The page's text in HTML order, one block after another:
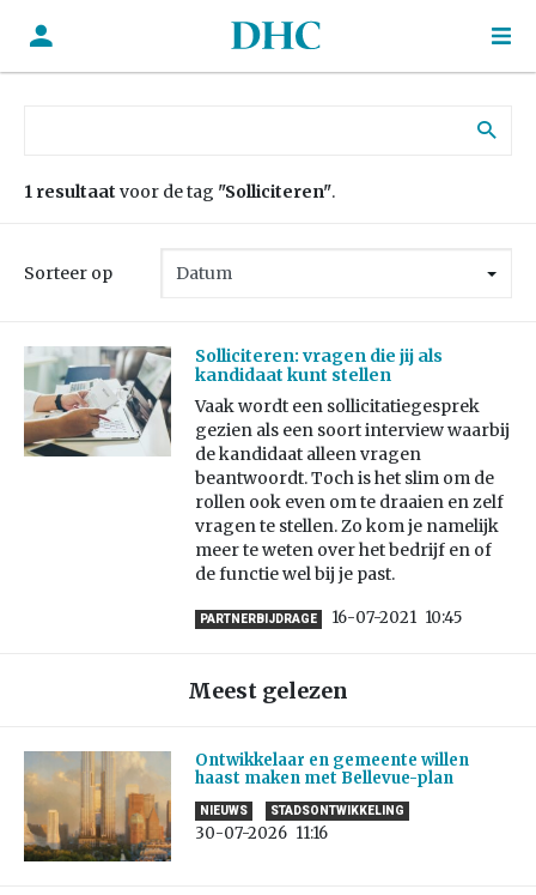
1 resultaat voor de tag "Solliciteren".
Sorteer op
Solliciteren: vragen die jij als
kandidaat kunt stellen
Vaak wordt een sollicitatiegesprek
gezien als een soort interview waarbij
de kandidaat alleen vragen
beantwoordt. Toch is het slim om de
rollen ook even om te draaien en zelf
vragen te stellen. Zo kom je namelijk
meer te weten over het bedrijf en of
de functie wel bij je past.
PARTNERBIJDRAGE 16-07-2021 10:45
Meest gelezen
Ontwikkelaar en gemeente willen
haast maken met Bellevue-plan
NIEUWS STADSONTWIKKELING
30-07-2026 11:16